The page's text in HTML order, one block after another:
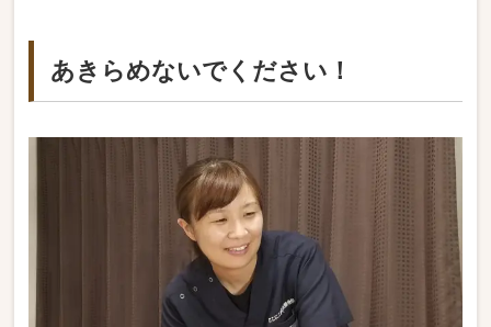
あきらめないでください！